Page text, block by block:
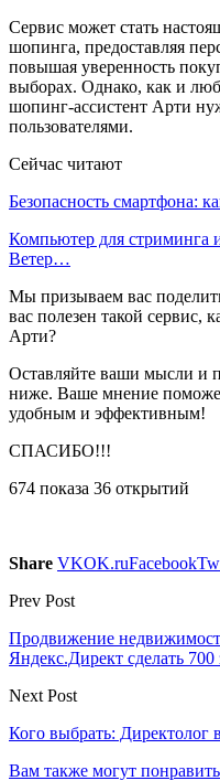
Сервис может стать
шопинга, предоставляя
повышая уверенность
выборах. Однако, как и
шопинг-ассистент Арти
пользователями.
Сейчас читают
Безопасность смартфона:
Компьютер для стриминга
Ветер…
Мы призываем вас
вас полезен такой сервис,
Арти?
Оставляйте ваши мысли и
ниже. Ваше мнение
удобным и эффективным!
СПАСИБО!!!
674 показа 36 открытий
Share VKOK.ruFacebook
Prev Post
Продвижение
Яндекс.Директ сделать
Next Post
Кого выбрать: Директолог
Вам также могут